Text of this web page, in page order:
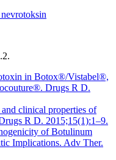
in Botox®/Vistabel®,
Drugs R D.
clinical properties of
R D. 2015;15(1):1–9.
of Botulinum
Implications. Adv Ther.